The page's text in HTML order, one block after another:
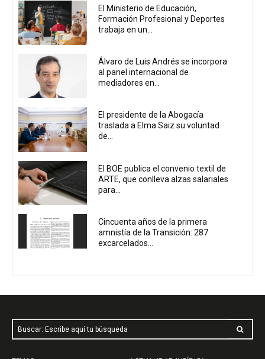
El Ministerio de Educación,
Formación Profesional y Deportes
trabaja en un...
Álvaro de Luis Andrés se incorpora
al panel internacional de
mediadores en...
El presidente de la Abogacía
traslada a Elma Saiz su voluntad
de...
El BOE publica el convenio textil de
ARTE, que conlleva alzas salariales
para...
Cincuenta años de la primera
amnistía de la Transición: 287
excarcelados...
Buscar: Escribe aquí tu búsqueda